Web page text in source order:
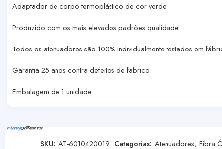
Adaptador de corpo termoplástico de cor verde
Produzido com os mais elevados padrões qualidade
Todos os atenuadores são 100% individualmente testados em
Garantia 25 anos contra defeitos de fabrico
Embalagem de 1 unidade
SKU: AT-6010420019 Categorias: Atenuadores, Fibra